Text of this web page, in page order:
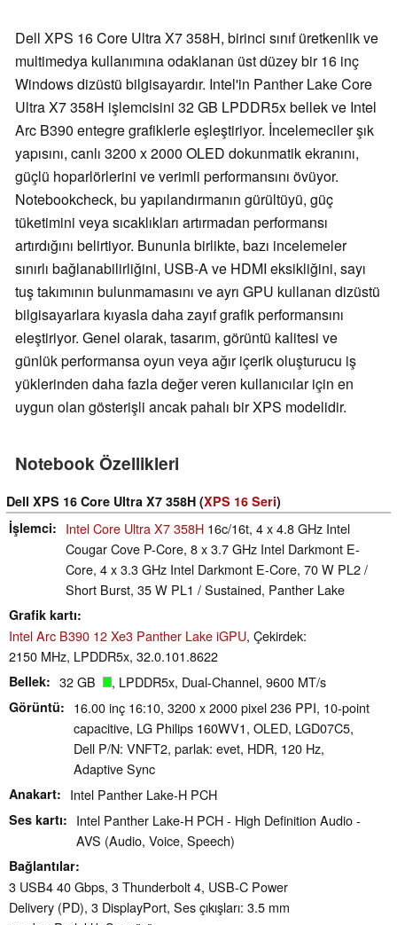
Dell XPS 16 Core Ultra X7 358H, birinci sınıf üretkenlik ve
multimedya kullanımına odaklanan üst düzey bir 16 inç
Windows dizüstü bilgisayardır. Intel'in Panther Lake Core
Ultra X7 358H işlemcisini 32 GB LPDDR5x bellek ve Intel
Arc B390 entegre grafiklerle eşleştiriyor. İncelemeciler şık
yapısını, canlı 3200 x 2000 OLED dokunmatik ekranını,
güçlü hoparlörlerini ve verimli performansını övüyor.
Notebookcheck, bu yapılandırmanın gürültüyü, güç
tüketimini veya sıcaklıkları artırmadan performansı
artırdığını belirtiyor. Bununla birlikte, bazı incelemeler
sınırlı bağlanabilirliğini, USB-A ve HDMI eksikliğini, sayı
tuş takımının bulunmamasını ve ayrı GPU kullanan dizüstü
bilgisayarlara kıyasla daha zayıf grafik performansını
eleştiriyor. Genel olarak, tasarım, görüntü kalitesi ve
günlük performansa oyun veya ağır içerik oluşturucu iş
yüklerinden daha fazla değer veren kullanıcılar için en
uygun olan gösterişli ancak pahalı bir XPS modelidir.
Notebook Özellikleri
Dell XPS 16 Core Ultra X7 358H (XPS 16 Seri)
İşlemci
Intel Core Ultra X7 358H 16c/16t, 4 x 4.8 GHz Intel
Cougar Cove P-Core, 8 x 3.7 GHz Intel Darkmont E-
Core, 4 x 3.3 GHz Intel Darkmont E-Core, 70 W PL2 /
Short Burst, 35 W PL1 / Sustained, Panther Lake
Grafik kartı
Intel Arc B390 12 Xe3 Panther Lake iGPU, Çekirdek:
2150 MHz, LPDDR5x, 32.0.101.8622
Bellek 32 GB , LPDDR5x, Dual-Channel, 9600 MT/s
Görüntü
16.00 inç 16:10, 3200 x 2000 pixel 236 PPI, 10-point
capacitive, LG Philips 160WV1, OLED, LGD07C5,
Dell P/N: VNFT2, parlak: evet, HDR, 120 Hz,
Adaptive Sync
Anakart Intel Panther Lake-H PCH
Ses kartı
Intel Panther Lake-H PCH - High Definition Audio -
AVS (Audio, Voice, Speech)
Bağlantılar
3 USB4 40 Gbps, 3 Thunderbolt 4, USB-C Power
Delivery (PD), 3 DisplayPort, Ses çıkışları: 3.5 mm